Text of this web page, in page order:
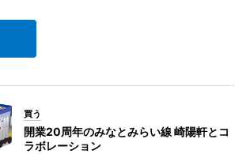
買う
開業20周年のみなとみらい線 崎陽軒とコ
ラボレーション